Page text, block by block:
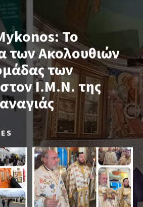
Το
των Ακολουθιών
των
Ι.Μ.Ν. της